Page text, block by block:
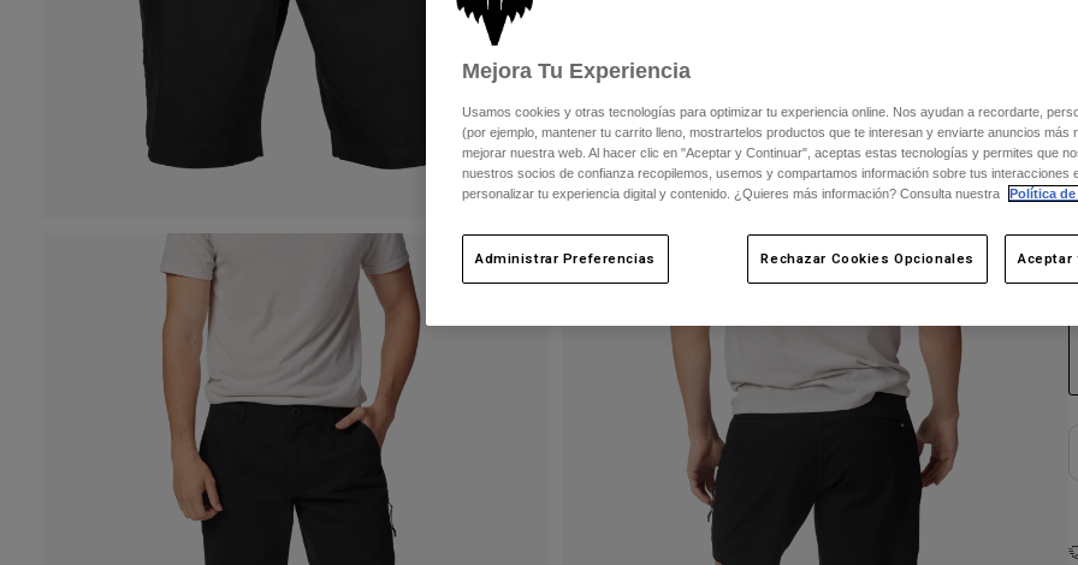
Mejora Tu Experiencia
Usamos cookies y otras tecnologías para optimizar tu experiencia online. Nos ayudan a recordarte,
(por ejemplo, mantener tu carrito lleno, mostrartelos productos que te interesan y enviarte anuncios más
mejorar nuestra web. Al hacer clic en "Aceptar y Continuar", aceptas estas tecnologías y permites que
nuestros socios de confianza recopilemos, usemos y compartamos información sobre tus interacciones
personalizar tu experiencia digital y contenido. ¿Quieres más información? Consulta nuestra
Política de
Administrar Preferencias Rechazar Cookies Opcionales Aceptar